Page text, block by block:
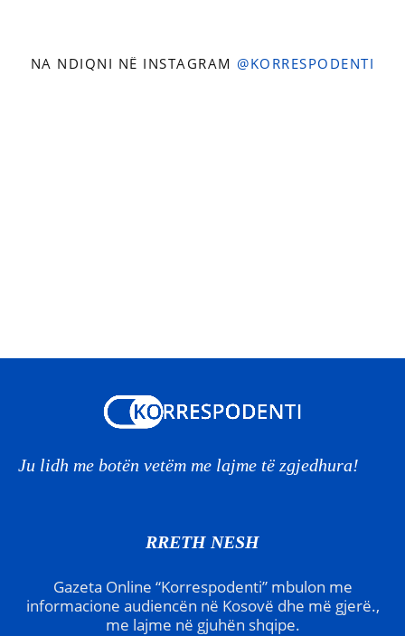
NA NDIQNI NË INSTAGRAM @KORRESPODENTI
Ju lidh me botën vetëm me lajme të zgjedhura!
RRETH NESH
Gazeta Online “Korrespodenti” mbulon me
informacione audiencën në Kosovë dhe më gjerë.,
me lajme në gjuhën shqipe.